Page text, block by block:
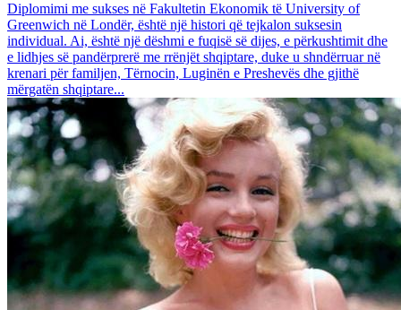
Diplomimi me sukses në Fakultetin Ekonomik të University of
Greenwich në Londër, është një histori që tejkalon suksesin
individual. Ai, është një dëshmi e fuqisë së dijes, e përkushtimit dhe
e lidhjes së pandërprerë me rrënjët shqiptare, duke u shndërruar në
krenari për familjen, Tërnocin, Luginën e Preshevës dhe gjithë
mërgatën shqiptare...